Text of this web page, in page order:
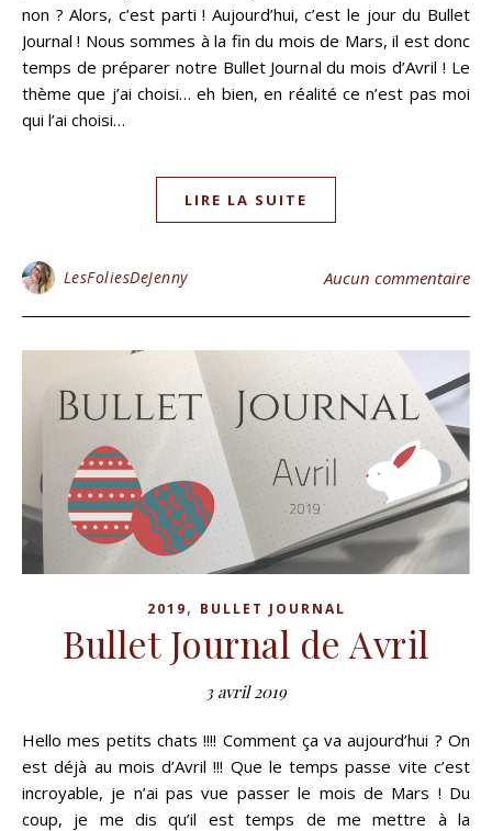
non ? Alors, c’est parti ! Aujourd’hui, c’est le jour du Bullet
Journal ! Nous sommes à la fin du mois de Mars, il est donc
temps de préparer notre Bullet Journal du mois d’Avril ! Le
thème que j’ai choisi… eh bien, en réalité ce n’est pas moi
qui l’ai choisi…
LIRE LA SUITE
LesFoliesDeJenny Aucun commentaire
2019, BULLET JOURNAL
Bullet Journal de Avril
3 avril 2019
Hello mes petits chats !!!! Comment ça va aujourd’hui ? On
est déjà au mois d’Avril !!! Que le temps passe vite c’est
incroyable, je n’ai pas vue passer le mois de Mars ! Du
coup, je me dis qu’il est temps de me mettre à la